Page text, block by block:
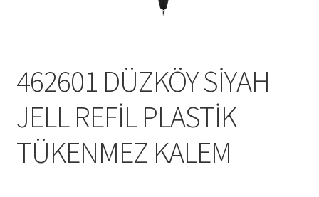
462601 DÜZKÖY SİYAH
JELL REFİL PLASTİK
TÜKENMEZ KALEM